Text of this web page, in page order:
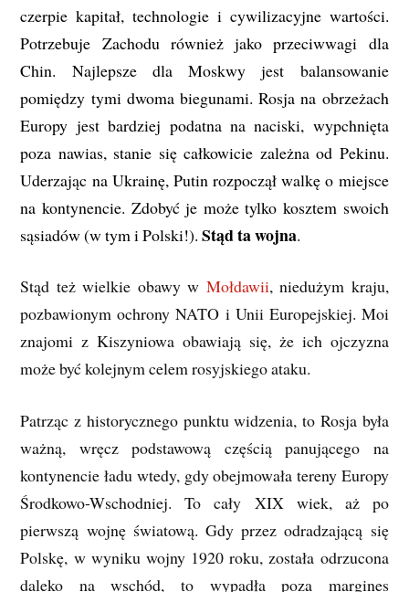
czerpie kapitał, technologie i cywilizacyjne wartości.
Potrzebuje Zachodu również jako przeciwwagi dla
Chin. Najlepsze dla Moskwy jest balansowanie
pomiędzy tymi dwoma biegunami. Rosja na obrzeżach
Europy jest bardziej podatna na naciski, wypchnięta
poza nawias, stanie się całkowicie zależna od Pekinu.
Uderzając na Ukrainę, Putin rozpoczął walkę o miejsce
na kontynencie. Zdobyć je może tylko kosztem swoich
sąsiadów (w tym i Polski!).Stąd ta wojna.
Stąd też wielkie obawy w Mołdawii, niedużym kraju,
pozbawionym ochrony NATO i Unii Europejskiej. Moi
znajomi z Kiszyniowa obawiają się, że ich ojczyzna
może być kolejnym celem rosyjskiego ataku.
Patrząc z historycznego punktu widzenia, to Rosja była
ważną, wręcz podstawową częścią panującego na
kontynencie ładu wtedy, gdy obejmowała tereny Europy
Środkowo-Wschodniej. To cały XIX wiek, aż po
pierwszą wojnę światową. Gdy przez odradzającą się
Polskę, w wyniku wojny 1920 roku, została odrzucona
daleko na wschód, to wypadła poza margines